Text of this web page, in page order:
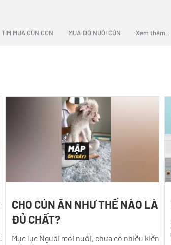
TÌM MUA CÚN CON MUA ĐỒ NUÔI CÚN Xem thêm..
CHO CÚN ĂN NHƯ THẾ NÀO LÀ
ĐỦ CHẤT?
Mục lục Người mới nuôi, chưa có nhiều kiến